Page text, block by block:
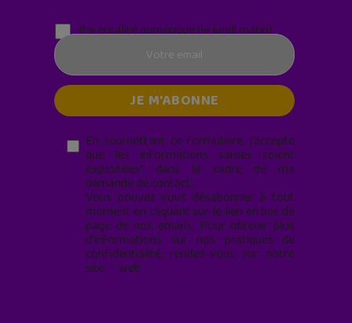
Parentalité numérique (le lundi matin)
En soumettant ce formulaire, j’accepte
que les informations saisies soient
exploitées* dans le cadre de ma
demande de contact.
Vous pouvez vous désabonner à tout
moment en cliquant sur le lien en bas de
page de nos emails. Pour obtenir plus
d'informations sur nos pratiques de
confidentialité, rendez-vous sur notre
site web